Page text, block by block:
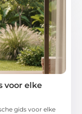
voor elke
gids voor elke